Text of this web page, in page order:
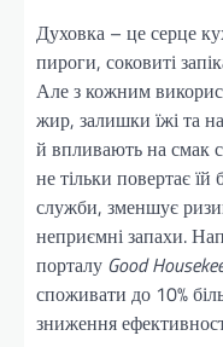
Духовка – це серце
пироги, соковиті
Але з кожним
жир, залишки їжі та
й впливають на смак
не тільки повертає
служби, зменшує
неприємні запахи.
порталу Good
споживати до 10%
зниження